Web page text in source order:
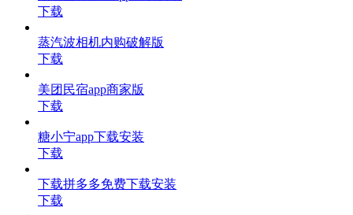
下载
蒸汽波相机内购破解版
下载
美团民宿app商家版
下载
糖小宁app下载安装
下载
下载拼多多免费下载安装
下载